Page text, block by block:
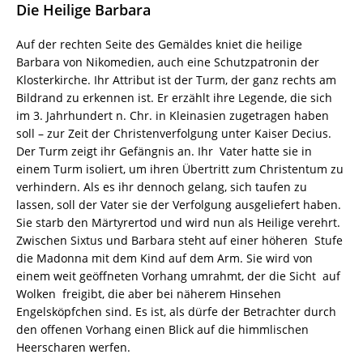
Die Heilige Barbara
Auf der rechten Seite des Gemäldes kniet die heilige
Barbara von Nikomedien, auch eine Schutzpatronin der
Klosterkirche. Ihr Attribut ist der Turm, der ganz rechts am
Bildrand zu erkennen ist. Er erzählt ihre Legende, die sich
im 3. Jahrhundert n. Chr. in Kleinasien zugetragen haben
soll – zur Zeit der Christenverfolgung unter Kaiser Decius.
Der Turm zeigt ihr Gefängnis an. Ihr Vater hatte sie in
einem Turm isoliert, um ihren Übertritt zum Christentum zu
verhindern. Als es ihr dennoch gelang, sich taufen zu
lassen, soll der Vater sie der Verfolgung ausgeliefert haben.
Sie starb den Märtyrertod und wird nun als Heilige verehrt.
Zwischen Sixtus und Barbara steht auf einer höheren Stufe
die Madonna mit dem Kind auf dem Arm. Sie wird von
einem weit geöffneten Vorhang umrahmt, der die Sicht auf
Wolken freigibt, die aber bei näherem Hinsehen
Engelsköpfchen sind. Es ist, als dürfe der Betrachter durch
den offenen Vorhang einen Blick auf die himmlischen
Heerscharen werfen.